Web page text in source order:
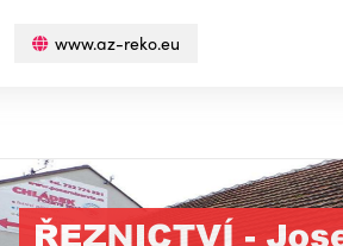
www.az-reko.eu